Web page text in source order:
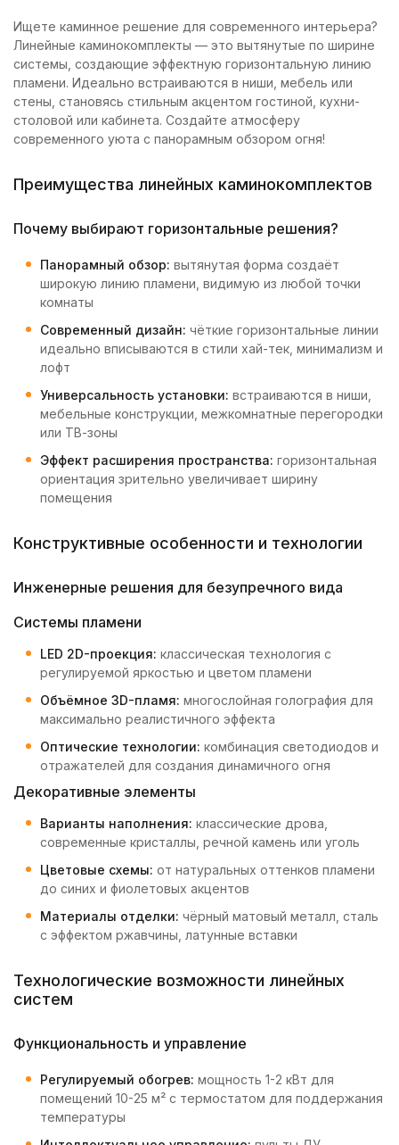
Ищете каминное решение для современного интерьера?
Линейные каминокомплекты — это вытянутые по ширине
системы, создающие эффектную горизонтальную линию
пламени. Идеально встраиваются в ниши, мебель или
стены, становясь стильным акцентом гостиной, кухни-
столовой или кабинета. Создайте атмосферу
современного уюта с панорамным обзором огня!
Преимущества линейных каминокомплектов
Почему выбирают горизонтальные решения?
Панорамный обзор: вытянутая форма создаёт
широкую линию пламени, видимую из любой точки
комнаты
Современный дизайн: чёткие горизонтальные линии
идеально вписываются в стили хай-тек, минимализм и
лофт
Универсальность установки: встраиваются в ниши,
мебельные конструкции, межкомнатные перегородки
или ТВ-зоны
Эффект расширения пространства: горизонтальная
ориентация зрительно увеличивает ширину
помещения
Конструктивные особенности и технологии
Инженерные решения для безупречного вида
Системы пламени
LED 2D-проекция: классическая технология с
регулируемой яркостью и цветом пламени
Объёмное 3D-пламя: многослойная голография для
максимально реалистичного эффекта
Оптические технологии: комбинация светодиодов и
отражателей для создания динамичного огня
Декоративные элементы
Варианты наполнения: классические дрова,
современные кристаллы, речной камень или уголь
Цветовые схемы: от натуральных оттенков пламени
до синих и фиолетовых акцентов
Материалы отделки: чёрный матовый металл, сталь
с эффектом ржавчины, латунные вставки
Технологические возможности линейных
систем
Функциональность и управление
Регулируемый обогрев: мощность 1-2 кВт для
помещений 10-25 м² с термостатом для поддержания
температуры